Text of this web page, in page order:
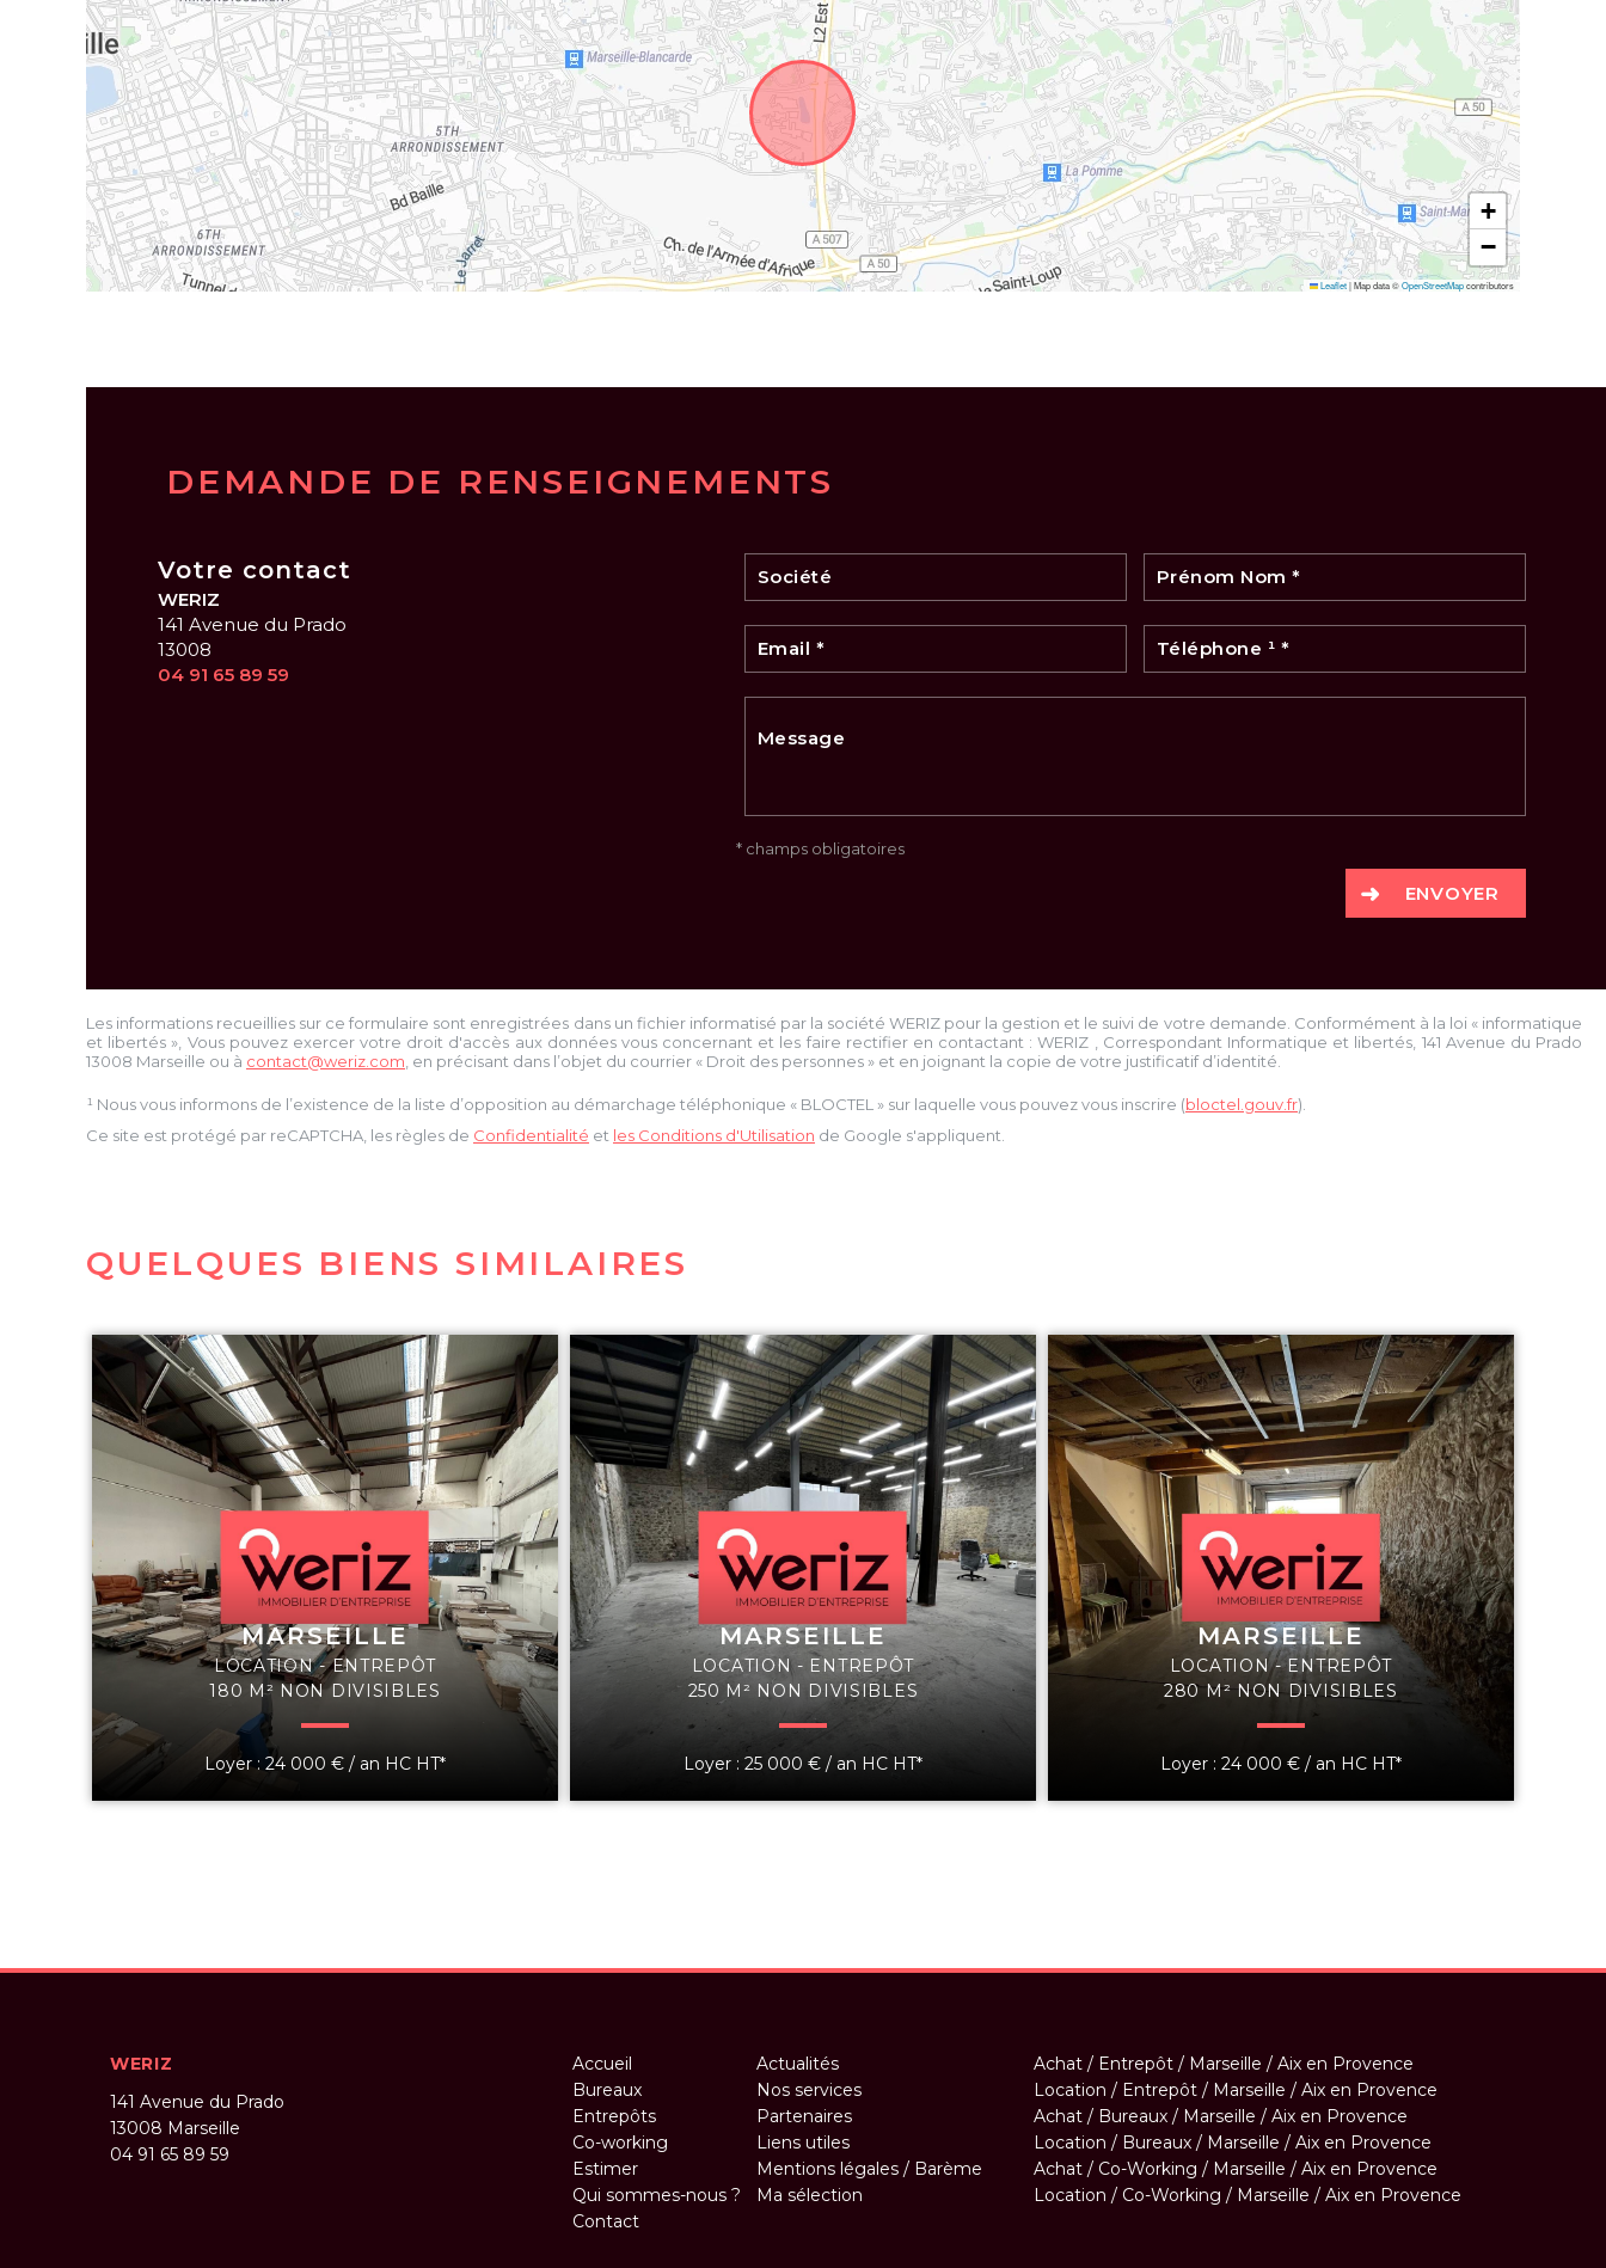
+
−
Leaflet|Map data ©OpenStreetMapcontributors
DEMANDE DE RENSEIGNEMENTS
Votre contact
WERIZ
141 Avenue du Prado
13008
04 91 65 89 59
* champs obligatoires
ENVOYER
Les informations recueillies sur ce formulaire sont enregistrées dans un fichier informatisé par la société WERIZ pour la gestion et le suivi de votre demande. Conformément à la loi « informatique
et libertés », Vous pouvez exercer votre droit d'accès aux données vous concernant et les faire rectifier en contactant :WERIZ , Correspondant Informatique et libertés, 141 Avenue du Prado
13008 Marseille ou à contact@weriz.com , en précisant dans l’objet du courrier « Droit des personnes » et en joignant la copie de votre justificatif d’identité.
¹ Nous vous informons de l’existence de la liste d’opposition au démarchage téléphonique « BLOCTEL » sur laquelle vous pouvez vous inscrire (bloctel.gouv.fr).
Ce site est protégé par reCAPTCHA, les règles de Confidentialité et les Conditions d'Utilisation de Google s'appliquent.
QUELQUES BIENS SIMILAIRES
MARSEILLE
LOCATION - ENTREPÔT
180 M² NON DIVISIBLES
Loyer : 24 000 € / an HC HT*
MARSEILLE
LOCATION - ENTREPÔT
250 M² NON DIVISIBLES
Loyer : 25 000 € / an HC HT*
MARSEILLE
LOCATION - ENTREPÔT
280 M² NON DIVISIBLES
Loyer : 24 000 € / an HC HT*
WERIZ
141 Avenue du Prado
13008 Marseille
04 91 65 89 59
Accueil
Bureaux
Entrepôts
Co-working
Estimer
Qui sommes-nous ?
Contact
Actualités
Nos services
Partenaires
Liens utiles
Mentions légales / Barème
Ma sélection
Achat / Entrepôt / Marseille / Aix en Provence
Location / Entrepôt / Marseille / Aix en Provence
Achat / Bureaux / Marseille / Aix en Provence
Location / Bureaux / Marseille / Aix en Provence
Achat / Co-Working / Marseille / Aix en Provence
Location / Co-Working / Marseille / Aix en Provence